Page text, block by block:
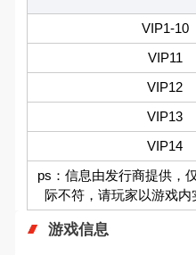
VIP1-10
VIP11
VIP12
VIP13
VIP14
ps：信息由发行商提供，
际不符，请玩家以游戏内
游戏信息